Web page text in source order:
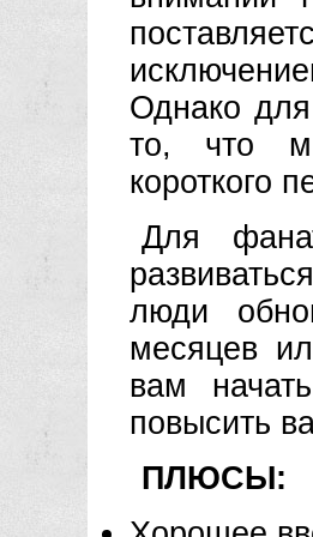
Однако для
то, что
короткого
Для
люди
месяцев
вам
повысить
ПЛЮСЫ: